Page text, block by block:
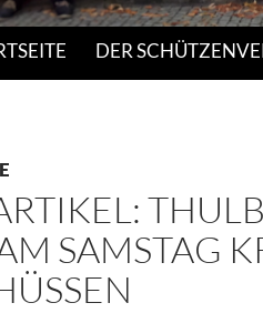
DER
SAMSTAG